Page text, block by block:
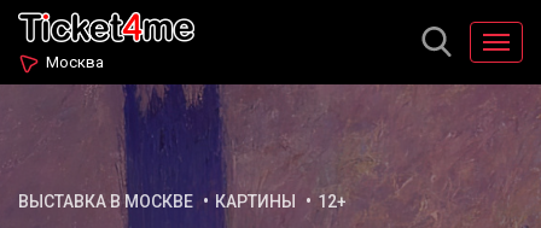
Москва
ВЫСТАВКА В МОСКВЕ КАРТИНЫ 12+